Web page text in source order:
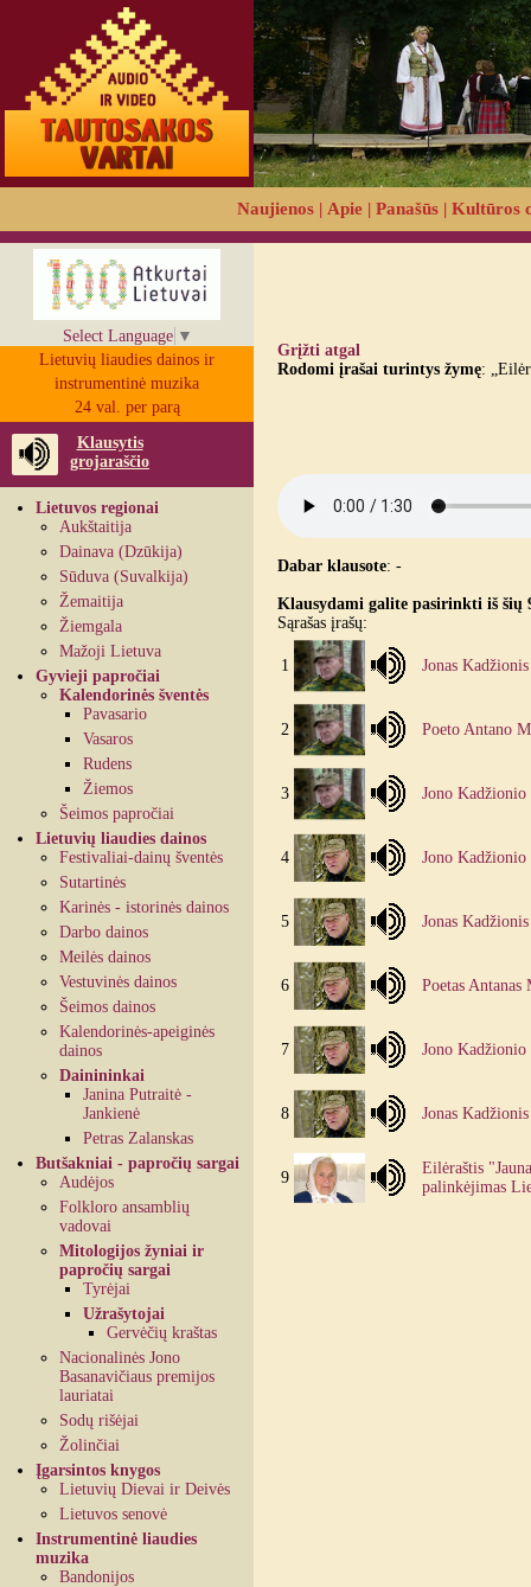
Naujienos | Apie | Panašūs | Kultūros
Select Language ▼
Lietuvių liaudies dainos ir
instrumentinė muzika
24 val. per parą
Klausytis
grojaraščio
Lietuvos regionai
Aukštaitija
Dainava (Dzūkija)
Sūduva (Suvalkija)
Žemaitija
Žiemgala
Mažoji Lietuva
Gyvieji papročiai
Kalendorinės šventės
Pavasario
Vasaros
Rudens
Žiemos
Šeimos papročiai
Lietuvių liaudies dainos
Festivaliai-dainų šventės
Sutartinės
Karinės - istorinės dainos
Darbo dainos
Meilės dainos
Vestuvinės dainos
Šeimos dainos
Kalendorinės-apeiginės
dainos
Dainininkai
Janina Putraitė -
Jankienė
Petras Zalanskas
Butšakniai - papročių sargai
Audėjos
Folkloro ansamblių
vadovai
Mitologijos žyniai ir
papročių sargai
Tyrėjai
Užrašytojai
Gervėčių kraštas
Nacionalinės Jono
Basanavičiaus premijos
lauriatai
Sodų rišėjai
Žolinčiai
Įgarsintos knygos
Lietuvių Dievai ir Deivės
Lietuvos senovė
Instrumentinė liaudies
muzika
Bandonijos
Grįžti atgal
Rodomi įrašai turintys žymę:
Dabar klausote: -
Klausydami galite pasirinkti iš šių
Sąrašas įrašų:
1 Jonas
2 Poeto Antano
3 Jono
4 Jono Kadžionio
5 Jonas
6 Poetas
7 Jono
8 Jonas
9
Eilėraštis
palinkėjimas